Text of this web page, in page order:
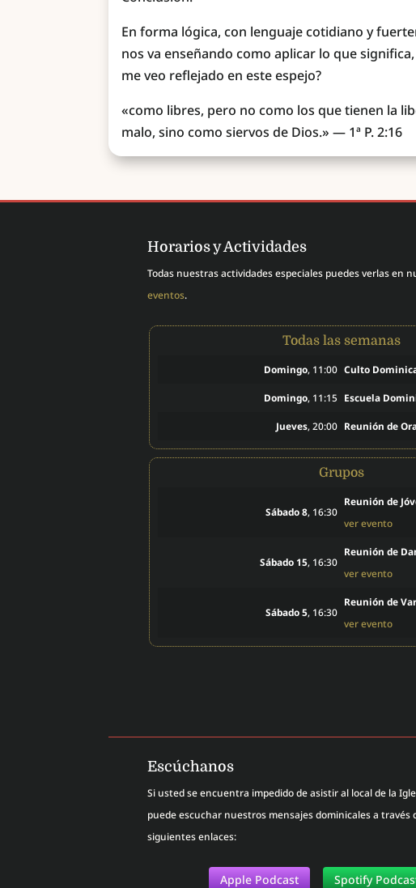
En forma lógica, con lenguaje cotidiano y
nos va enseñando como aplicar lo que
me veo reflejado en este espejo?
«como libres, pero no como los que tienen la
malo, sino como siervos de Dios.» — 1ª P. 2:16
Horarios y Actividades
Todas nuestras actividades especiales puedes verlas en
eventos.
Todas las semanas
Domingo, 11:00 Culto
Domingo, 11:15 Escuela
Jueves, 20:00 Reunión de
Grupos
Sábado 8, 16:30
Reunión de
ver evento
Sábado 15, 16:30
Reunión de
ver evento
Sábado 5, 16:30
Reunión de
ver evento
Escúchanos
Si usted se encuentra impedido de asistir al local de la
puede escuchar nuestros mensajes dominicales a través
siguientes enlaces:
Apple Podcast Spotify